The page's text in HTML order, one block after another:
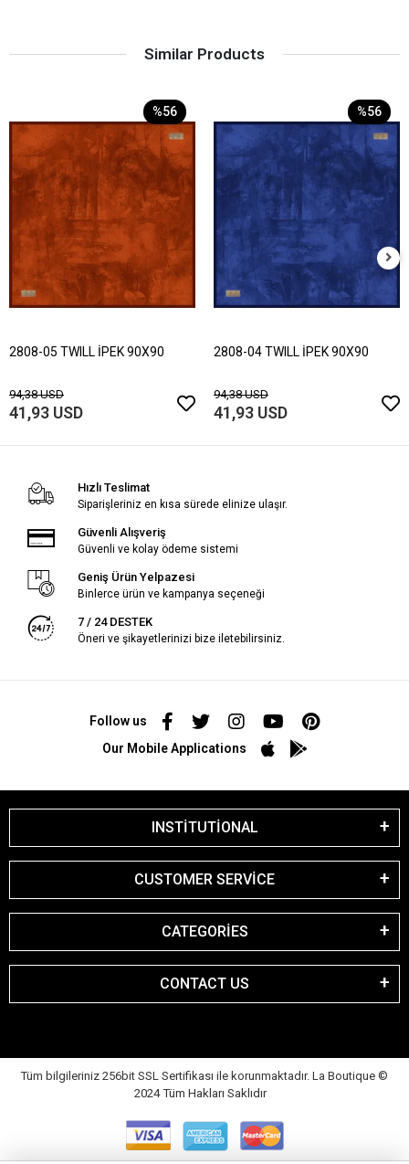
Similar Products
%56
2808-05 TWILL İPEK 90X90
94,38 USD
41,93 USD
%56
2808-04 TWILL İPEK 90X90
94,38 USD
41,93 USD
Hızlı Teslimat
Siparişleriniz en kısa sürede elinize ulaşır.
Güvenli Alışveriş
Güvenli ve kolay ödeme sistemi
Geniş Ürün Yelpazesi
Binlerce ürün ve kampanya seçeneği
7 / 24 DESTEK
Öneri ve şikayetlerinizi bize iletebilirsiniz.
Follow us
Our Mobile Applications
INSTİTUTİONAL
CUSTOMER SERVİCE
CATEGORİES
CONTACT US
Tüm bilgileriniz 256bit SSL Sertifikası ile korunmaktadır. La Boutique ©
2024 Tüm Hakları Saklıdır